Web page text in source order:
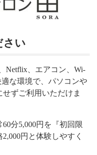
さい
Netflix、エアコン、Wi-
な環境で、パソコンや
ずご利用いただけま
分5,000円を『初回限
円と体験しやすく